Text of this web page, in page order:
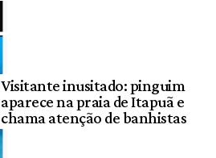
Visitante inusitado: pinguim
aparece na praia de Itapuã e
chama atenção de banhistas